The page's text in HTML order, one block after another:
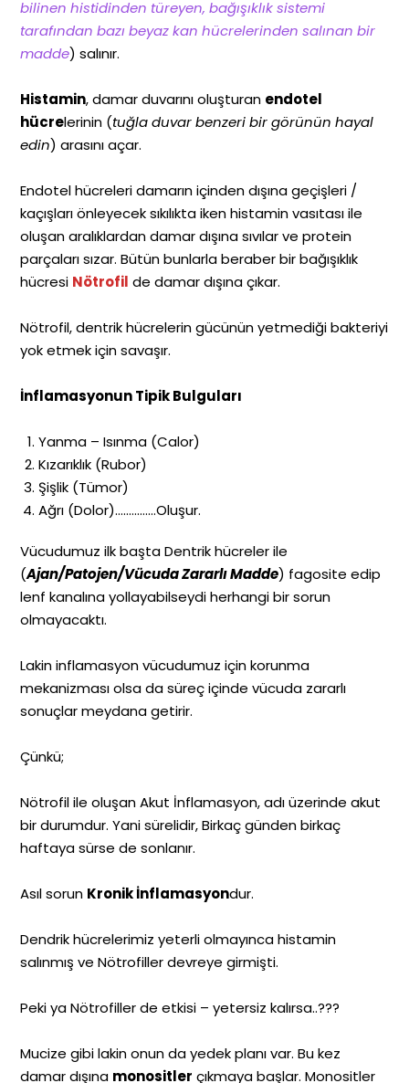
bilinen histidinden türeyen, bağışıklık sistemi
tarafından bazı beyaz kan hücrelerinden salınan bir
madde) salınır.
Histamin, damar duvarını oluşturan endotel
hücrelerinin (tuğla duvar benzeri bir görünün hayal
edin) arasını açar.
Endotel hücreleri damarın içinden dışına geçişleri /
kaçışları önleyecek sıkılıkta iken histamin vasıtası ile
oluşan aralıklardan damar dışına sıvılar ve protein
parçaları sızar. Bütün bunlarla beraber bir bağışıklık
hücresi Nötrofil de damar dışına çıkar.
Nötrofil, dentrik hücrelerin gücünün yetmediği bakteriyi
yok etmek için savaşır.
İnflamasyonun Tipik Bulguları
Yanma – Isınma (Calor)
Kızarıklık (Rubor)
Şişlik (Tümor)
Ağrı (Dolor)……………Oluşur.
Vücudumuz ilk başta Dentrik hücreler ile
(Ajan/Patojen/Vücuda Zararlı Madde) fagosite edip
lenf kanalına yollayabilseydi herhangi bir sorun
olmayacaktı.
Lakin inflamasyon vücudumuz için korunma
mekanizması olsa da süreç içinde vücuda zararlı
sonuçlar meydana getirir.
Çünkü;
Nötrofil ile oluşan Akut İnflamasyon, adı üzerinde akut
bir durumdur. Yani sürelidir, Birkaç günden birkaç
haftaya sürse de sonlanır.
Asıl sorun Kronik İnflamasyondur.
Dendrik hücrelerimiz yeterli olmayınca histamin
salınmış ve Nötrofiller devreye girmişti.
Peki ya Nötrofiller de etkisi – yetersiz kalırsa..???
Mucize gibi lakin onun da yedek planı var. Bu kez
damar dışına monositler çıkmaya başlar. Monositler